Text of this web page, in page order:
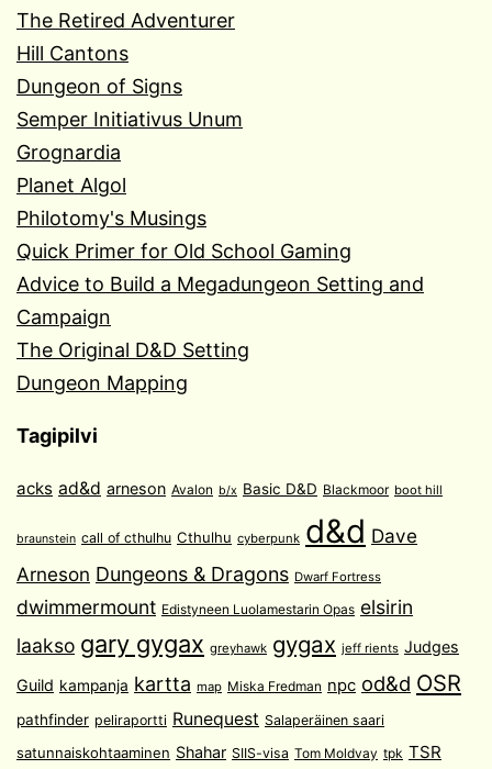
The Retired Adventurer
Hill Cantons
Dungeon of Signs
Semper Initiativus Unum
Grognardia
Planet Algol
Philotomy's Musings
Quick Primer for Old School Gaming
Advice to Build a Megadungeon Setting and
Campaign
The Original D&D Setting
Dungeon Mapping
Tagipilvi
acks ad&d arneson Avalon b/x Basic D&D Blackmoor boot hill
braunstein call of cthulhu Cthulhu cyberpunk d&d Dave
Arneson Dungeons & Dragons Dwarf Fortress
dwimmermount Edistyneen Luolamestarin Opas elsirin
laakso gary gygax greyhawk gygax jeff rients Judges
Guild kampanja kartta map Miska Fredman npc od&d OSR
pathfinder peliraportti Runequest Salaperäinen saari
satunnaiskohtaaminen Shahar SIIS-visa Tom Moldvay tpk TSR